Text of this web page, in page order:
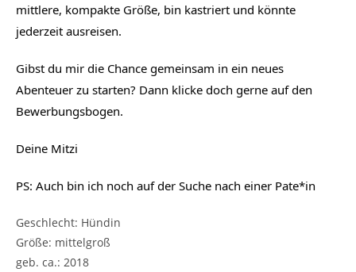
mittlere, kompakte Größe, bin kastriert und könnte
jederzeit ausreisen.
Gibst du mir die Chance gemeinsam in ein neues
Abenteuer zu starten? Dann klicke doch gerne auf den
Bewerbungsbogen.
Deine Mitzi
PS: Auch bin ich noch auf der Suche nach einer Pate*in
Geschlecht: Hündin
Größe: mittelgroß
geb. ca.: 2018